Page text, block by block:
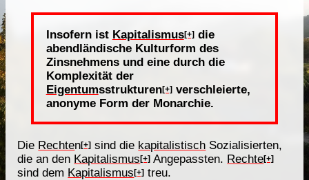
Insofern ist Kapitalismus[+]die
abendländische Kulturform des
Zinsnehmens und eine durch die
Komplexität der
Eigentumsstrukturen[+]verschleierte,
anonyme Form der Monarchie.
Die Rechten[+] sind die kapitalistisch Sozialisierten,
die an den Kapitalismus[+] Angepassten. Rechte[+]
sind dem Kapitalismus[+] treu.